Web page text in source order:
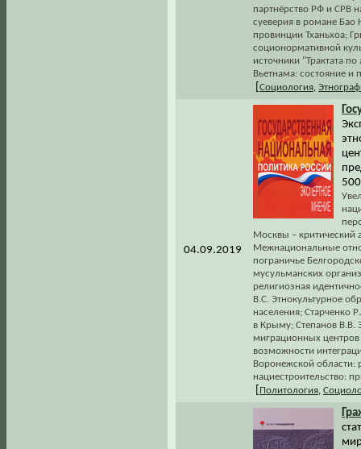
партнёрство РФ и СРВ
суеверия в романе Бао
провинции Тханьхоа;
соционормативной
источники "Трактата
Вьетнама: состояние и
Социология
04.09.2019
Москвы – критический
Межнациональные
пограничье
мусульманских
религиозная
В.С. Этнокультурное
населения; Старченко
в Крыму; Степанов В.В.
миграционных
возможности
Воронежской области:
нациестроительство:
Политология